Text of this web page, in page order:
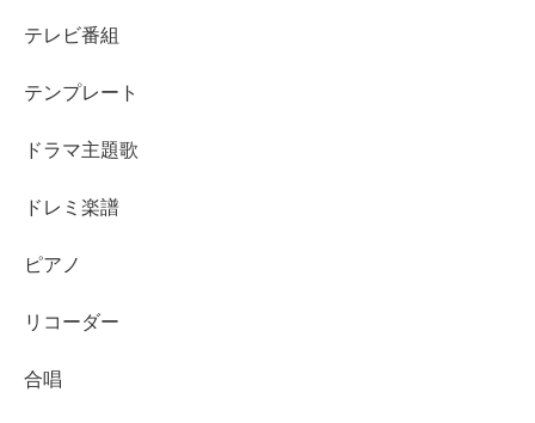
テレビ番組
テンプレート
ドラマ主題歌
ドレミ楽譜
ピアノ
リコーダー
合唱